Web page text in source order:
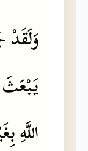
وَلَقَدْ
يَبْعَثَ
اللَّهِ